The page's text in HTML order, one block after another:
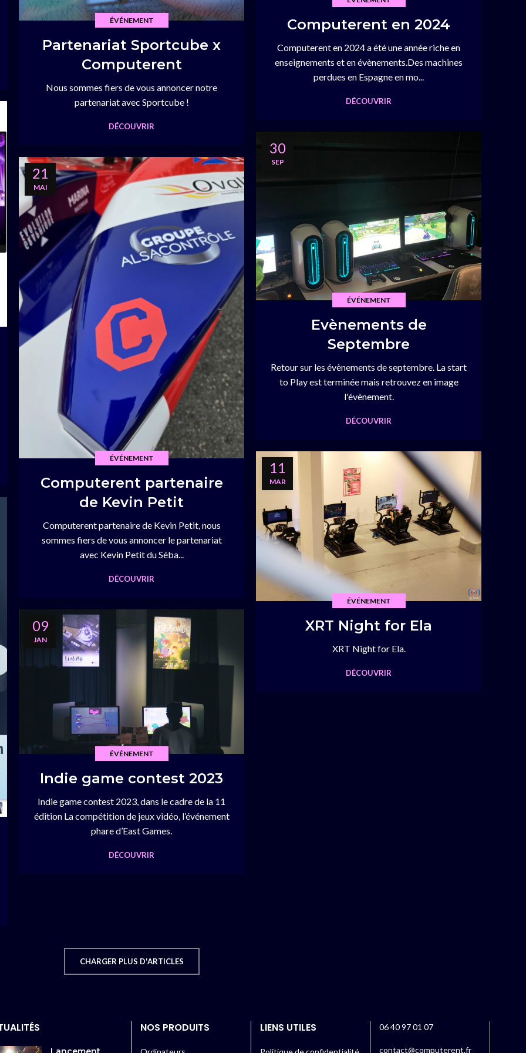
ÉVÉNEMENT
Partenariat Sportcube x
Computerent
Nous sommes fiers de vous annoncer notre
partenariat avec Sportcube !
DÉCOUVRIR
Computerent en 2024
Computerent en 2024 a été une année riche en
enseignements et en évènements.Des machines
perdues en Espagne en mo...
DÉCOUVRIR
30
SEP
ÉVÉNEMENT
Evènements de
Septembre
Retour sur les évènements de septembre. La start
to Play est terminée mais retrouvez en image
l'évènement.
DÉCOUVRIR
21
MAI
ÉVÉNEMENT
Computerent partenaire
de Kevin Petit
Computerent partenaire de Kevin Petit, nous
sommes fiers de vous annoncer le partenariat
avec Kevin Petit du Séba...
DÉCOUVRIR
11
MAR
ÉVÉNEMENT
XRT Night for Ela
XRT Night for Ela.
DÉCOUVRIR
09
JAN
ÉVÉNEMENT
Indie game contest 2023
Indie game contest 2023, dans le cadre de la 11
édition La compétition de jeux vidéo, l’événement
phare d’East Games.
DÉCOUVRIR
CHARGER PLUS D'ARTICLES
NOS PRODUITS LIENS UTILES 06 40 97 01 07
contact@computerent.fr